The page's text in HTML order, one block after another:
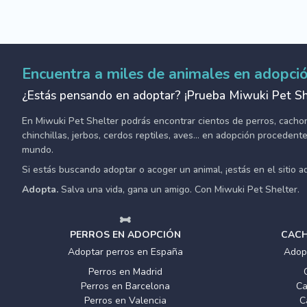
Encuentra a miles de animales en
¿Estás pensando en adoptar? ¡Prueba Miwuki Pet
En Miwuki Pet Shelter podrás encontrar cientos de perros,
chinchillas, jerbos, cerdos reptiles, aves... en adopción
mundo.
Si estás buscando adoptar o acoger un animal, ¡estás en el sitio
Adopta. Salva una vida, gana un amigo. Con Miwuki Pet Shelter.
PERROS EN ADOPCIÓN
Adoptar perros en España
Perros en Madrid
Perros en Barcelona
Perros en Valencia